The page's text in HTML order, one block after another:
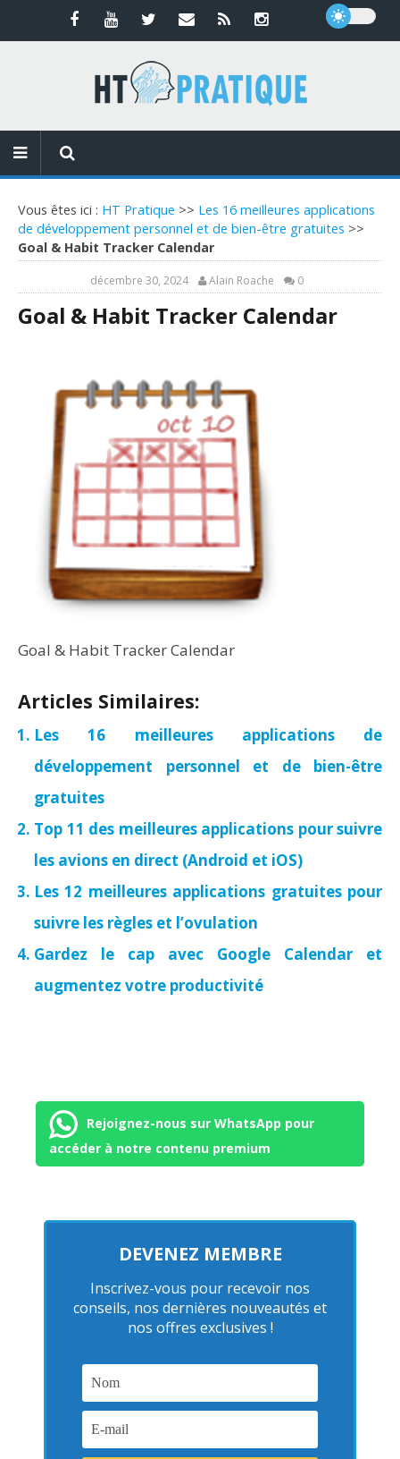
Vous êtes ici : HT Pratique >> Les 16 meilleures applications
de développement personnel et de bien-être gratuites >>
Goal & Habit Tracker Calendar
décembre 30, 2024 Alain Roache 0
Goal & Habit Tracker Calendar
Goal & Habit Tracker Calendar
Articles Similaires:
Les 16 meilleures applications de
développement personnel et de bien-être
gratuites
Top 11 des meilleures applications pour suivre
les avions en direct (Android et iOS)
Les 12 meilleures applications gratuites pour
suivre les règles et l’ovulation
Gardez le cap avec Google Calendar et
augmentez votre productivité
Rejoignez-nous sur WhatsApp pour
accéder à notre contenu premium
DEVENEZ MEMBRE
Inscrivez-vous pour recevoir nos
conseils, nos dernières nouveautés et
nos offres exclusives !